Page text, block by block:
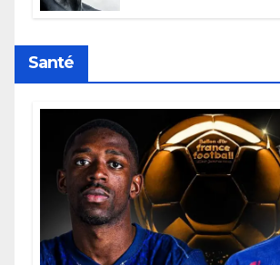
Santé